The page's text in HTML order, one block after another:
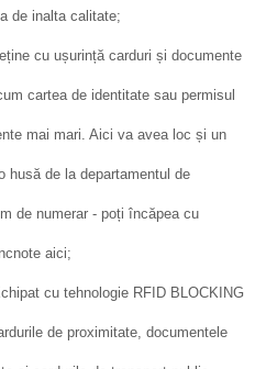
de inalta calitate;
cu ușurință carduri și documente
cartea de identitate sau permisul
mai mari. Aici va avea loc și un
husă de la departamentul de
de numerar - poți încăpea cu
aici;
cu tehnologie RFID BLOCKING
de proximitate, documentele